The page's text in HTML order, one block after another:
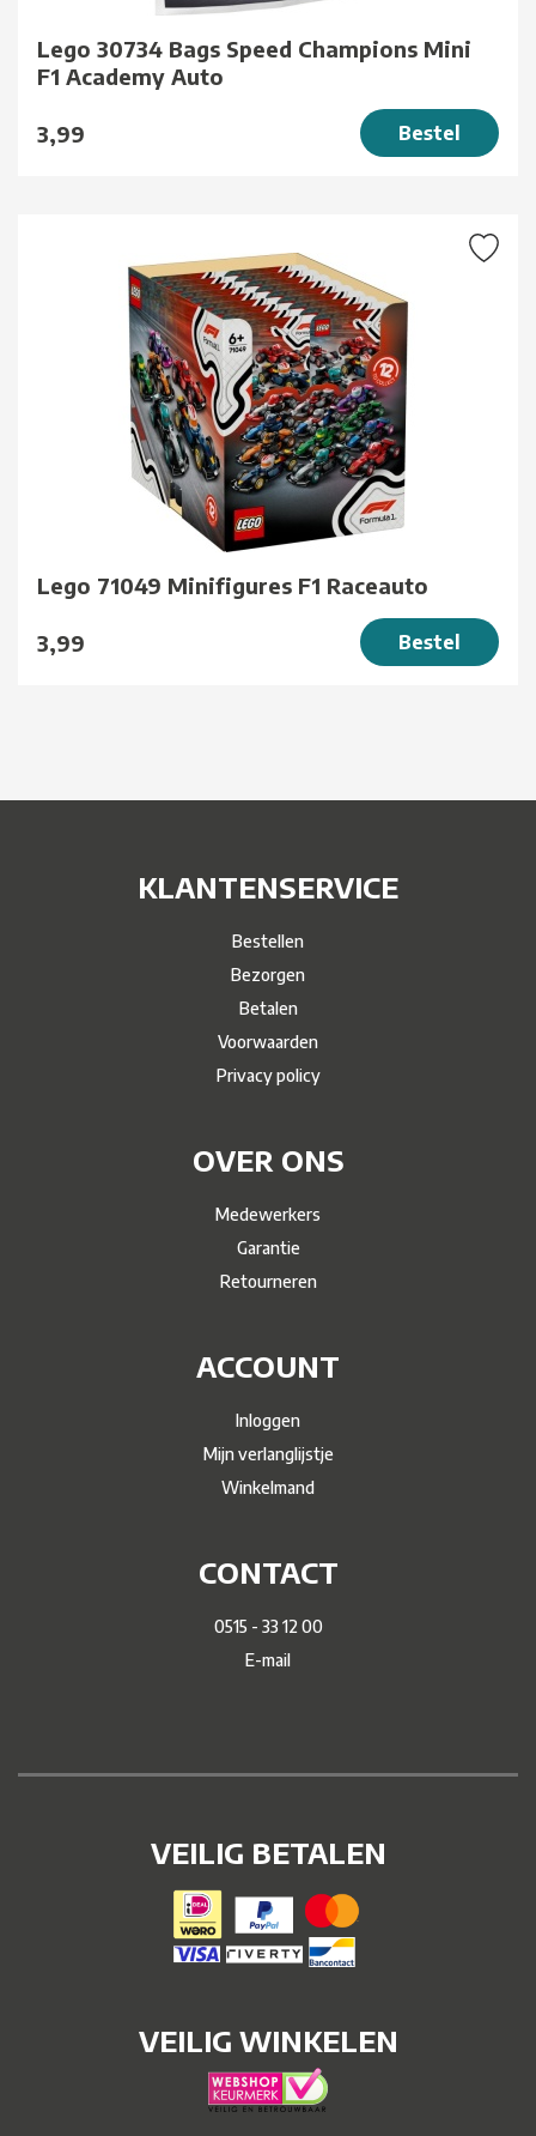
Lego 30734 Bags Speed Champions Mini
F1 Academy Auto
3,99 Bestel
Lego 71049 Minifigures F1 Raceauto
3,99 Bestel
KLANTENSERVICE
Bestellen
Bezorgen
Betalen
Voorwaarden
Privacy policy
OVER ONS
Medewerkers
Garantie
Retourneren
ACCOUNT
Inloggen
Mijn verlanglijstje
Winkelmand
CONTACT
0515 - 33 12 00
E-mail
VEILIG BETALEN
VEILIG WINKELEN